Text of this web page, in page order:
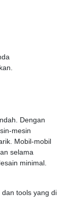
Dengan
mesin
Mobil-mobil
selama
minimal.
tools yang di